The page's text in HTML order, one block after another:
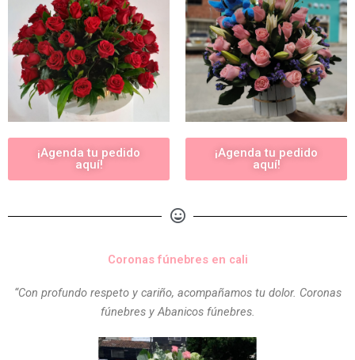
¡Agenda tu pedido
aquí!
¡Agenda tu pedido
aquí!
Coronas fúnebres en cali
“Con profundo respeto y cariño, acompañamos tu dolor. Coronas
fúnebres y Abanicos fúnebres.